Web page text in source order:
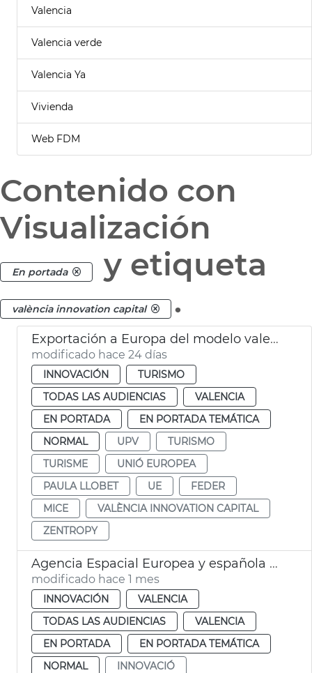
Valencia
Valencia verde
Valencia Ya
Vivienda
Web FDM
Contenido con
Visualización
En portada y etiqueta
valència innovation capital .
Exportación a Europa del modelo valenciano de turismo de congresos
modificado hace 24 días
INNOVACIÓN
TURISMO
TODAS LAS AUDIENCIAS
VALENCIA
EN PORTADA
EN PORTADA TEMÁTICA
NORMAL
UPV
TURISMO
TURISME
UNIÓ EUROPEA
PAULA LLOBET
UE
FEDER
MICE
VALÈNCIA INNOVATION CAPITAL
ZENTROPY
Agencia Espacial Europea y española seleccionan València para sistema de alerta de inundaciones
modificado hace 1 mes
INNOVACIÓN
VALENCIA
TODAS LAS AUDIENCIAS
VALENCIA
EN PORTADA
EN PORTADA TEMÁTICA
NORMAL
INNOVACIÓ